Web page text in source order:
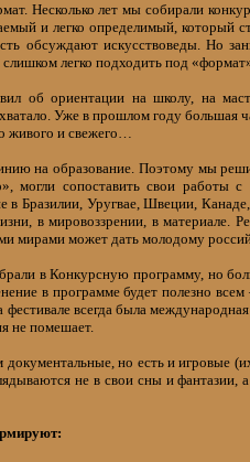
Несколько лет мы собирали
и легко определимый, который
обсуждают искусствоведы. Но
легко подходить под
об ориентации на школу, на
Уже в прошлом году
живого и свежего…
на образование. Поэтому мы
могли сопоставить свои работы
в Бразилии, Уругвае, Швеции,
в мировоззрении, в материале.
мирами может дать молодому
в Конкурсную программу, но
в программе будет полезно
фестивале всегда была
не помешает.
но есть и игровые
не в свои сны и